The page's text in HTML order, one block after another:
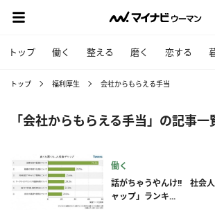
トップ 働く 整える 磨く 恋する
トップ 福利厚生 会社からもらえる手当
「会社からもらえる手当」の記事一
働く
話がちゃうやんけ!! 社会
ャップ」ランキ...